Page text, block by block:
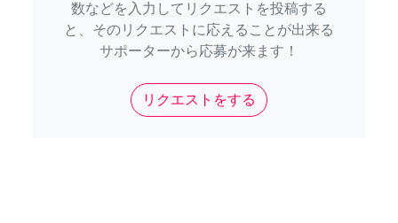
数などを入力してリクエストを投稿する
と、そのリクエストに応えることが出来る
サポーターから応募が来ます！
リクエストをする